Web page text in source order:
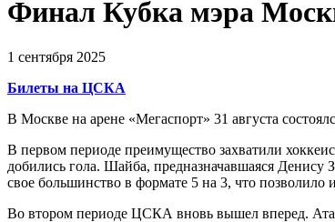
Финал Кубка мэра
1 сентября 2025
Билеты на ЦСКА
В Москве на арене «Мегаспорт» 31 августа
В первом периоде преимущество захватили
добились гола. Шайба, предназначавшаяся Денису
свое большинство в формате 5 на 3, что позволило
Во втором периоде ЦСКА вновь вышел вперед.